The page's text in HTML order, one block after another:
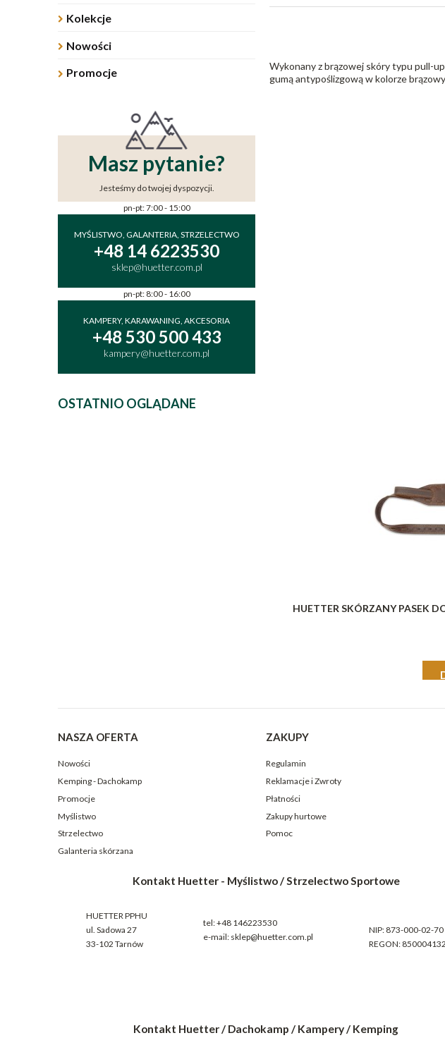
Kolekcje
Nowości
Promocje
Masz pytanie?
Jesteśmy do twojej dyspozycji.
pn-pt: 7:00 - 15:00
MYŚLISTWO, GALANTERIA, STRZELECTWO
+48 14 6223530
sklep@huetter.com.pl
pn-pt: 8:00 - 16:00
KAMPERY, KARAWANING, AKCESORIA
+48 530 500 433
kampery@huetter.com.pl
Wykonany z brązowej skóry typu pull-
gumą antypoślizgową w kolorze
OSTATNIO OGLĄDANE
HUETTER SKÓRZANY PASEK
NASZA OFERTA
Nowości
Kemping - Dachokamp
Promocje
Myślistwo
Strzelectwo
Galanteria skórzana
ZAKUPY
Regulamin
Reklamacje i Zwroty
Płatności
Zakupy hurtowe
Pomoc
Kontakt Huetter - Myślistwo / Strzelectwo Sportowe
HUETTER PPHU
ul. Sadowa 27
33-102 Tarnów
tel:+48 146223530
e-mail: sklep@huetter.com.pl
NIP: 873-000-02-70
REGON: 850004132
Kontakt Huetter / Dachokamp / Kampery / Kemping